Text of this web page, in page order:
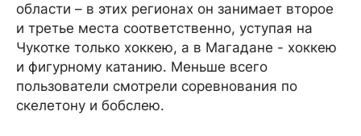
области – в этих регионах он занимает второе
и третье места соответственно, уступая на
Чукотке только хоккею, а в Магадане - хоккею
и фигурному катанию. Меньше всего
пользователи смотрели соревнования по
скелетону и бобслею.